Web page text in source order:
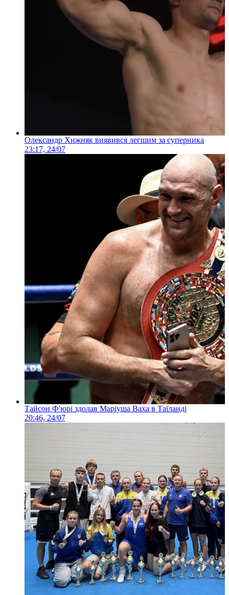
Олександр Хижняк виявився легшим за суперника
23:17, 24/07
Тайсон Ф'юрі здолав Маріуша Ваха в Таїланді
20:46, 24/07